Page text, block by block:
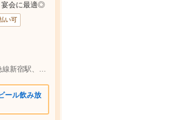
宴会に最適◎
い可
【新宿駅直結パレットビル8F（ユニクロのビル)】ＪＲ新宿駅、小田急線新宿駅、地下鉄新宿駅すぐ新宿西口パレットビル8階
ール飲み放